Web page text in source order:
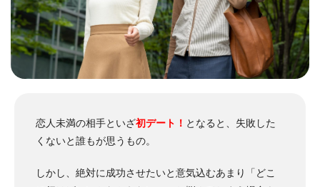
恋人未満の相手といざ初デート！ となると、失敗した
くないと誰もが思うもの。
しかし、絶対に成功させたいと意気込むあまり「どこ